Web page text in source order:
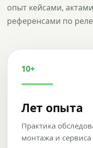
опыт кейсами,
референсами по
10+
Лет опыта
Практика
монтажа и сервиса